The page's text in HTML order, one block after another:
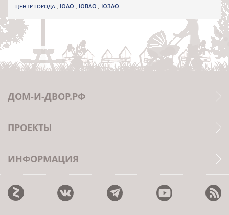
ЦЕНТР ГОРОДА , ЮАО , ЮВАО , ЮЗАО
ДОМ-И-ДВОР.РФ
ПРОЕКТЫ
ИНФОРМАЦИЯ